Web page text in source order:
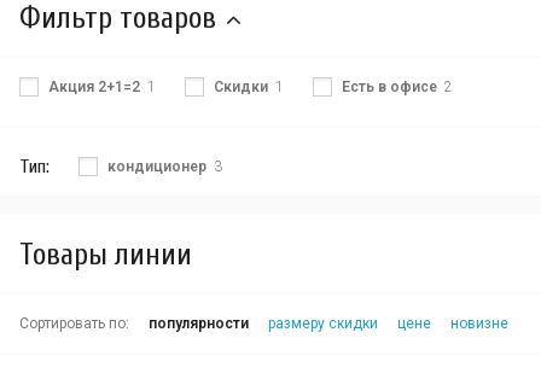
Фильтр товаров
Акция 2+1=2 1 Скидки 1 Есть в офисе 2
Тип: кондиционер 3
Товары линии
Сортировать по: популярности размеру скидки цене новизне